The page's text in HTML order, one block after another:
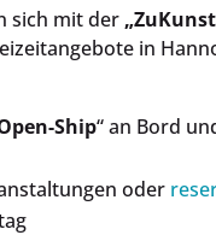
sich mit der
in
Ship“ an Bord
oder